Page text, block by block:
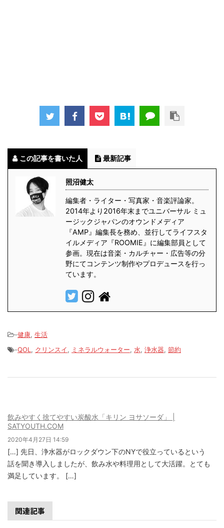
この記事を書いた人 最新記事
照沼健太
編集者・ライター・写真家・音楽評論家。
2014年より2016年末までユニバーサル ミュ
ージックジャパンのオウンドメディア
『AMP』編集長を務め、並行してライフスタ
イルメディア『ROOMIE』に編集部員として
参画。現在は音楽・カルチャー・広告等の分
野にてコンテンツ制作やプロデュースを行っ
ています。
-健康, 生活
-QOL, クリンスイ, ミネラルウォーター, 水, 浄水器, 節約
飲みやすく捨てやすい炭酸水「キリン ヨサソーダ」 |
SATYOUTH.COM
2020年4月27日 14:59
[…] 先日、浄水器がロックダウン下のNYで役立っているという
話を聞き導入しましたが、飲み水や料理用として大活躍。とても
満足しています。 […]
関連記事